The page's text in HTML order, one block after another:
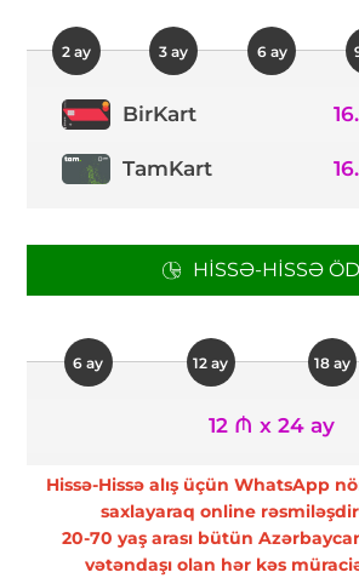
2 ay 3 ay 6 ay
BirKart
TamKart
HISSƏ-HISSƏ
6 ay 12 ay 18 ay
12 ₼ x 24 ay
Hissə-Hissə alış üçün WhatsApp
saxlayaraq online
20-70 yaş arası bütün
vətəndaşı olan hər kəs